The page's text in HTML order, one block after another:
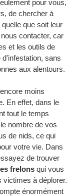
pour vous,
de chercher à
que soit leur
contacter, car
et les outils de
sans
aux alentours.
moins
En effet, dans le
tout le temps
nombre de vos
de nids, ce qui
votre vie. Dans
de trouver
frelons qui vous
victimes à déplorer.
énormément